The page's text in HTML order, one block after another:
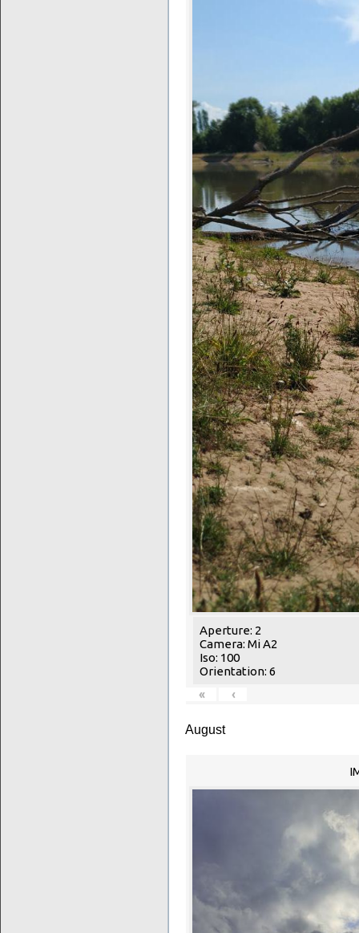
Aperture: 2
Camera: Mi A2
Iso: 100
Orientation: 6
«
‹
August